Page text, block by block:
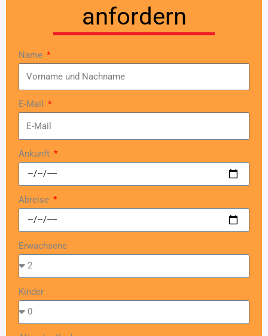
anfordern
Name
E-Mail
Ankunft
Abreise
Erwachsene
Kinder